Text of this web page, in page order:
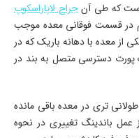
که طی آنجراح لاپاراسکوپ
در قسمت فوقانی معده موجب
معده با دهانه باریک که در
پورت دسترسی متصل به بند در
تری در معده باقی مانده
باندینگ تغییری در نحوه